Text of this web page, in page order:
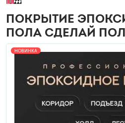
ПОКРЫТИЕ
ПОЛА СДЕЛАЙ
НОВИНКА